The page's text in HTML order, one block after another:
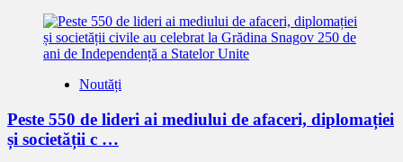
Noutăți
Peste 550 de lideri ai mediului de afaceri, diplomației
și societății c …